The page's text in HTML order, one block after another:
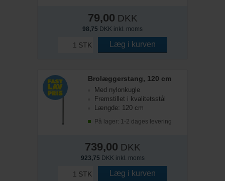
79,00 DKK
98,75 DKK inkl. moms
STK Læg i kurven
Brolæggerstang, 120 cm
Med nylonkugle
Fremstillet i kvalitetsstål
Længde: 120 cm
På lager: 1-2 dages levering
739,00 DKK
923,75 DKK inkl. moms
STK Læg i kurven